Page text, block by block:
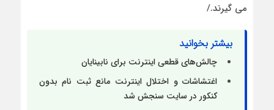
می گیرند./
بیشتر بخوانید
چالش‌های قطعی اینترنت برای نابینایان
اغتشاشات و اختلال اینترنت مانع ثبت‌ نام بدون
کنکور در سایت سنجش شد